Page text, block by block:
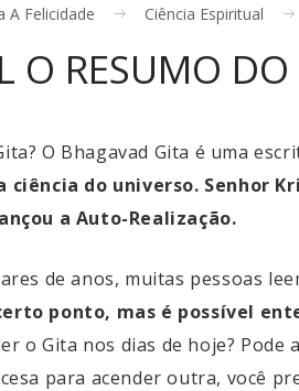
A Felicidade Ciência Espiritual
O RESUMO
O Bhagavad Gita é uma
ciência do universo. Senhor
a Auto-Realização.
de anos, muitas pessoas
ponto, mas é possível
o Gita nos dias de hoje? Pode
para acender outra, você